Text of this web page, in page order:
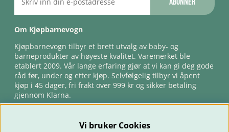
Om Kjøpbarnevogn
Kjøpbarnevogn tilbyr et brett utvalg av baby- og
barneprodukter av høyeste kvalitet. Varemerket ble
etablert 2009. Vår lange erfaring gjør at vi kan gi deg gode
råd før, under og etter kjøp. Selvfølgelig tilbyr vi åpent
kjøp i 45 dager, fri frakt over 999 kr og sikker betaling
gjennom Klarna.
Vi bruker Cookies